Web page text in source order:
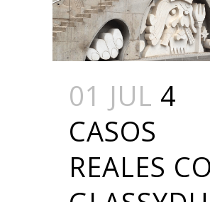
01 JUL 4
CASOS
REALES